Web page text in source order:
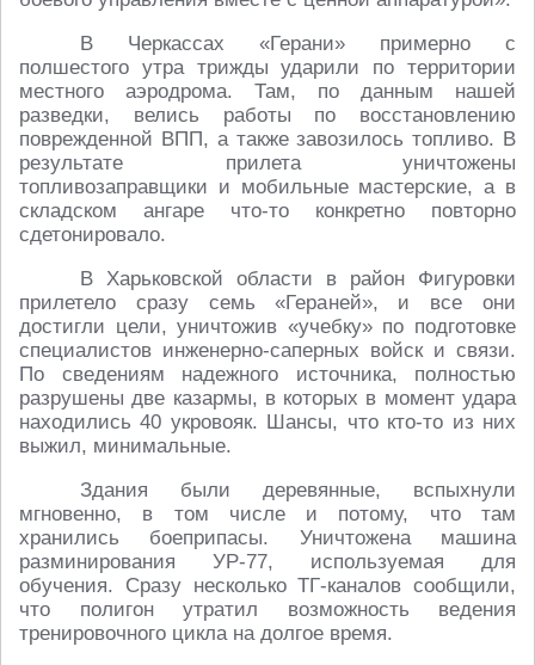
В Черкассах «Герани» примерно с
полшестого утра трижды ударили по территории
местного аэродрома. Там, по данным нашей
разведки, велись работы по восстановлению
поврежденной ВПП, а также завозилось топливо. В
результате прилета уничтожены
топливозаправщики и мобильные мастерские, а в
складском ангаре что-то конкретно повторно
сдетонировало.
В Харьковской области в район Фигуровки
прилетело сразу семь «Гераней», и все они
достигли цели, уничтожив «учебку» по подготовке
специалистов инженерно-саперных войск и связи.
По сведениям надежного источника, полностью
разрушены две казармы, в которых в момент удара
находились 40 укровояк. Шансы, что кто-то из них
выжил, минимальные.
Здания были деревянные, вспыхнули
мгновенно, в том числе и потому, что там
хранились боеприпасы. Уничтожена машина
разминирования УР-77, используемая для
обучения. Сразу несколько ТГ-каналов сообщили,
что полигон утратил возможность ведения
тренировочного цикла на долгое время.